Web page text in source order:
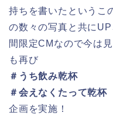
持ちを書いたというこ
の数々の写真と共に
間限定CMなので今は
も再び
＃うち飲み乾杯
＃会えなくたって乾杯
企画を実施！